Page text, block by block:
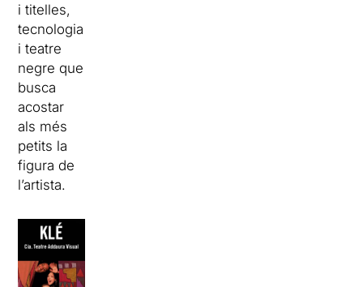
i titelles,
tecnologia
i teatre
negre que
busca
acostar
als més
petits la
figura de
l’artista.